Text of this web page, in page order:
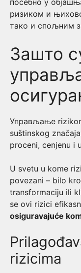
посебно у
ризиком и
тако и спољним
Зашто
Управљање
suštinskog
proceni, cenjenu i
U svetu u kome
povezani – bilo
transformaciju ili
se ovi rizici
osiguravajuće
rizicima